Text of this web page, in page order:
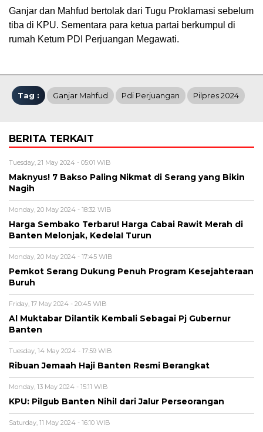
Ganjar dan Mahfud bertolak dari Tugu Proklamasi sebelum
tiba di KPU. Sementara para ketua partai berkumpul di
rumah Ketum PDI Perjuangan Megawati.
Tag : Ganjar Mahfud Pdi Perjuangan Pilpres 2024
BERITA TERKAIT
Tuesday, 21 May 2024 - 05:01 WIB
Maknyus! 7 Bakso Paling Nikmat di Serang yang Bikin
Nagih
Monday, 20 May 2024 - 18:32 WIB
Harga Sembako Terbaru! Harga Cabai Rawit Merah di
Banten Melonjak, KedelaI Turun
Monday, 20 May 2024 - 17:45 WIB
Pemkot Serang Dukung Penuh Program Kesejahteraan
Buruh
Friday, 17 May 2024 - 20:45 WIB
Al Muktabar Dilantik Kembali Sebagai Pj Gubernur
Banten
Tuesday, 14 May 2024 - 17:59 WIB
Ribuan Jemaah Haji Banten Resmi Berangkat
Monday, 13 May 2024 - 15:11 WIB
KPU: Pilgub Banten Nihil dari Jalur Perseorangan
Saturday, 11 May 2024 - 16:10 WIB